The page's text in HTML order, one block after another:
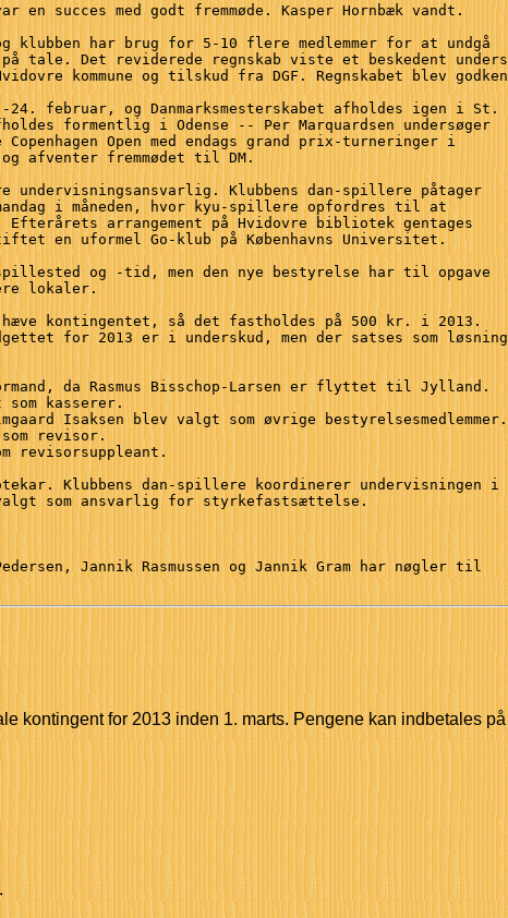
succes med godt fremmøde. Kasper Hornbæk vandt.
klubben har brug for 5-10 flere medlemmer for at undgå
tale. Det reviderede regnskab viste et beskedent
kommune og tilskud fra DGF. Regnskabet blev
24. februar, og Danmarksmesterskabet afholdes igen i St.
formentlig i Odense -- Per Marquardsen undersøger
Open med endags grand prix-turneringer i
afventer fremmødet til DM.
undervisningsansvarlig. Klubbens dan-spillere påtager
i måneden, hvor kyu-spillere opfordres til at
Efterårets arrangement på Hvidovre bibliotek gentages
en uformel Go-klub på Københavns Universitet.
og -tid, men den nye bestyrelse har til opgave
lokaler.
kontingentet, så det fastholdes på 500 kr. i 2013.
for 2013 er i underskud, men der satses som
da Rasmus Bisschop-Larsen er flyttet til Jylland.
som kasserer.
Isaksen blev valgt som øvrige bestyrelsesmedlemmer.
revisor.
revisorsuppleant.
Klubbens dan-spillere koordinerer undervisningen i
som ansvarlig for styrkefastsættelse.
Jannik Rasmussen og Jannik Gram har nøgler til
kontingent for 2013 inden 1. marts. Pengene kan indbetales